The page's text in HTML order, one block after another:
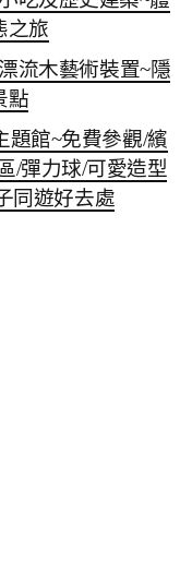
之旅
流木藝術裝置~隱
點
題館~免費參觀/繽
/彈力球/可愛造型
同遊好去處